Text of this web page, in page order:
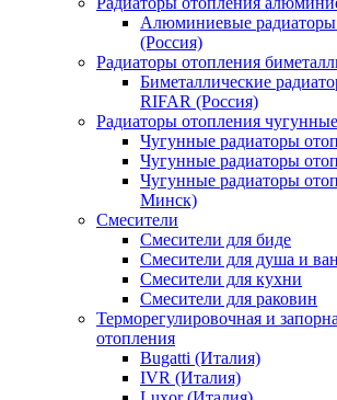
Алюминиевые радиаторы
(Россия)
Радиаторы отопления
Биметаллические
RIFAR (Россия)
Радиаторы отопления чугунные
Чугунные радиаторы
Чугунные радиаторы
Чугунные радиаторы
Минск)
Смесители
Смесители для биде
Смесители для душа и
Смесители для кухни
Смесители для раковин
Терморегулировочная и
отопления
Bugatti (Италия)
IVR (Италия)